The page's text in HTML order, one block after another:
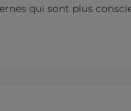
qui sont plus